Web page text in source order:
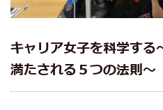
キャリア女子を科学する
満たされる５つの法則〜